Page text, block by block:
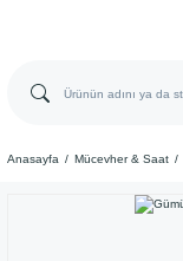
Anasayfa Mücevher & Saat